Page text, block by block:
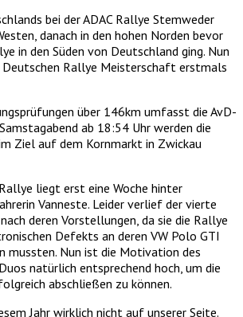
bei der ADAC Rallye Stemweder
danach in den hohen Norden bevor
in den Süden von Deutschland ging. Nun
Deutschen Rallye Meisterschaft erstmals
über 146km umfasst die AvD-
ab 18:54 Uhr werden die
Ziel auf dem Kornmarkt in Zwickau
liegt erst eine Woche hinter
Vanneste. Leider verlief der vierte
deren Vorstellungen, da sie die Rallye
Defekts an deren VW Polo GTI
mussten. Nun ist die Motivation des
natürlich entsprechend hoch, um die
abschließen zu können.
Jahr wirklich nicht auf unserer Seite.